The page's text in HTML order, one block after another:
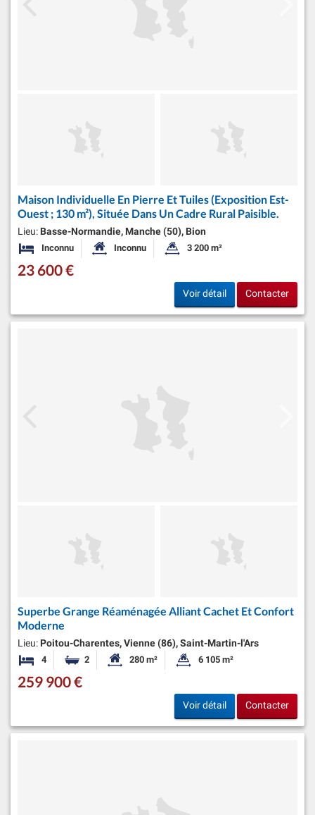
Maison Individuelle En Pierre Et Tuiles (Exposition Est-
Ouest ; 130 m²), Située Dans Un Cadre Rural Paisible.
Lieu: Basse-Normandie, Manche (50), Bion
Inconnu ChambresSurface habitable:
Inconnu Superficie du terrain:
3 200 m²
23 600 €
Voir détail Contacter
Superbe Grange Réaménagée Alliant Cachet Et Confort
Moderne
Lieu: Poitou-Charentes, Vienne (86), Saint-Martin-l'Ars
4 Chambres
2 Salles de bainsSurface habitable:
280 m² Superficie du terrain:
6 105 m²
259 900 €
Voir détail Contacter